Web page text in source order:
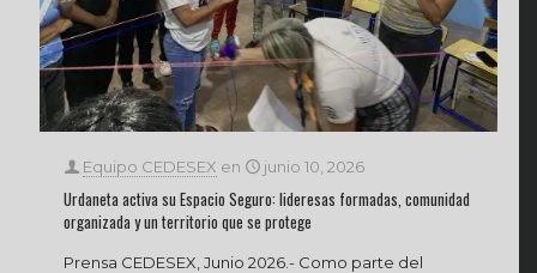
Equipo CEDESEX en junio 10, 2026
Urdaneta activa su Espacio Seguro: lideresas formadas, comunidad
organizada y un territorio que se protege
Prensa CEDESEX, Junio 2026.- Como parte del